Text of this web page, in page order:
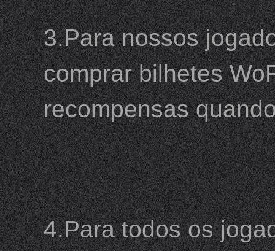
3.Para nossos
comprar bilhetes
recompensas
4.Para todos os